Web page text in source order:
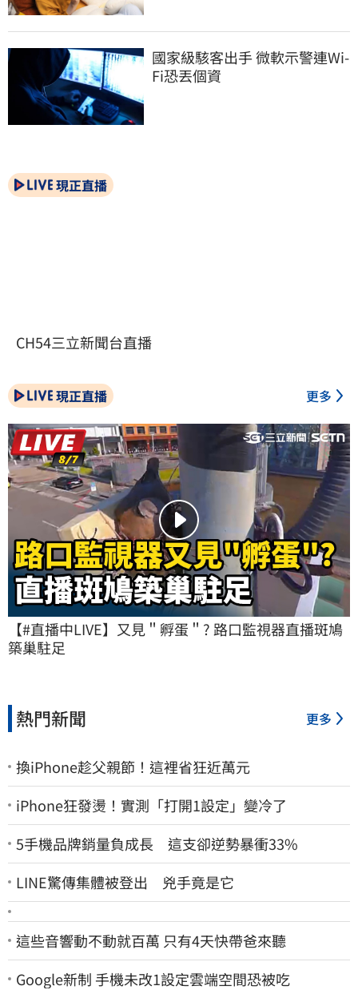
國家級駭客出手 微軟示警連Wi-
Fi恐丟個資
現正直播
CH54三立新聞台直播
現正直播 更多
【#直播中LIVE】又見＂孵蛋＂? 路口監視器直播斑鳩
築巢駐足
熱門新聞 更多
換iPhone趁父親節！這裡省狂近萬元
iPhone狂發燙！實測「打開1設定」變冷了
5手機品牌銷量負成長 這支卻逆勢暴衝33%
LINE驚傳集體被登出 兇手竟是它
這些音響動不動就百萬 只有4天快帶爸來聽
Google新制 手機未改1設定雲端空間恐被吃